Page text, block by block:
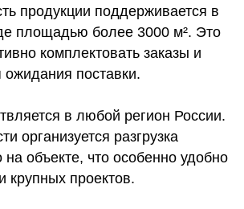
продукции поддерживается в
площадью более 3000 м². Это
комплектовать заказы и
поставки.
в любой регион России.
организуется разгрузка
на объекте, что особенно удобно
крупных проектов.